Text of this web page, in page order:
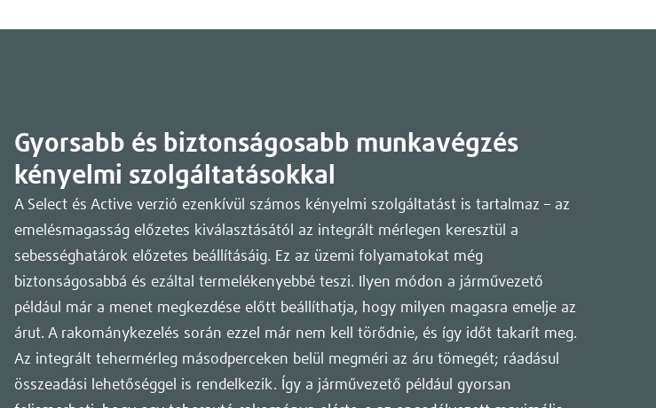
Gyorsabb és biztonságosabb munkavégzés
kényelmi szolgáltatásokkal
A Select és Active verzió ezenkívül számos kényelmi szolgáltatást is tartalmaz – az
emelésmagasság előzetes kiválasztásától az integrált mérlegen keresztül a
sebességhatárok előzetes beállításáig. Ez az üzemi folyamatokat még
biztonságosabbá és ezáltal termelékenyebbé teszi. Ilyen módon a járművezető
például már a menet megkezdése előtt beállíthatja, hogy milyen magasra emelje az
árut. A rakománykezelés során ezzel már nem kell törődnie, és így időt takarít meg.
Az integrált tehermérleg másodperceken belül megméri az áru tömegét; ráadásul
összeadási lehetőséggel is rendelkezik. Így a járművezető például gyorsan